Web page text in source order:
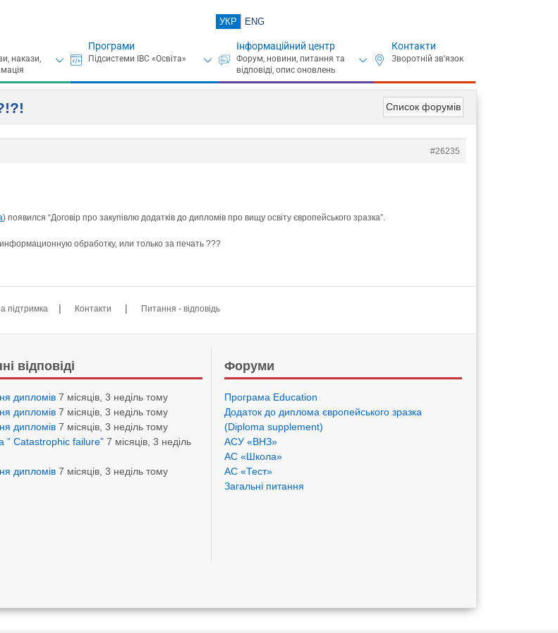
УКР ENG
Програми Інформаційний центр Контакти
Список форумів
#26235
) появился “Договір про закупівлю додатків до дипломів про вищу освіту європейського зразка”.
обработку, или только за печать ???
підтримка | Контакти | Питання - відповідь
відповіді
дипломів 7 місяців, 3 неділь тому
дипломів 7 місяців, 3 неділь тому
дипломів 7 місяців, 3 неділь тому
” Catastrophic failure” 7 місяців, 3 неділь
дипломів 7 місяців, 3 неділь тому
Форуми
Програма Eduсation
Додаток до диплома європейського зразка
(Diploma supplement)
АСУ «ВНЗ»
АС «Школа»
АС «Тест»
Загальні питання